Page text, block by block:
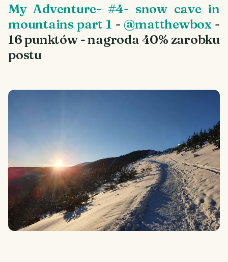
My Adventure- #4- snow cave in
mountains part 1 - @matthewbox-
16 punktów - nagroda 40% zarobku
postu